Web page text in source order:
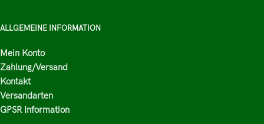
ALLGEMEINE INFORMATION
Mein Konto
Zahlung/Versand
Kontakt
Versandarten
GPSR Information